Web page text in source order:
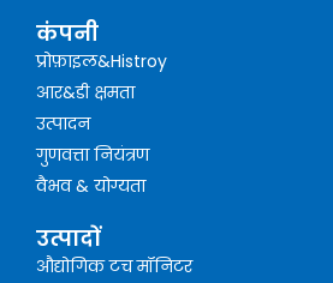
कंपनी
प्रोफ़ाइल&Histroy
आर&डी क्षमता
उत्पादन
गुणवत्ता नियंत्रण
वैभव & योग्यता
उत्पादों
औद्योगिक टच मॉनिटर